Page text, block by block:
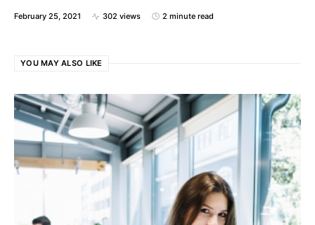
February 25, 2021 302 views 2 minute read
YOU MAY ALSO LIKE